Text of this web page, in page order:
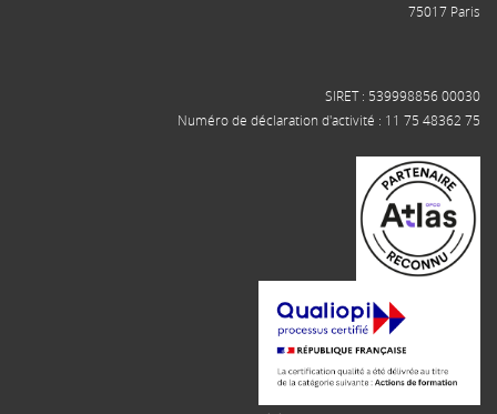
75017 Paris
SIRET : 539998856 00030
Numéro de déclaration d'activité : 11 75 48362 75